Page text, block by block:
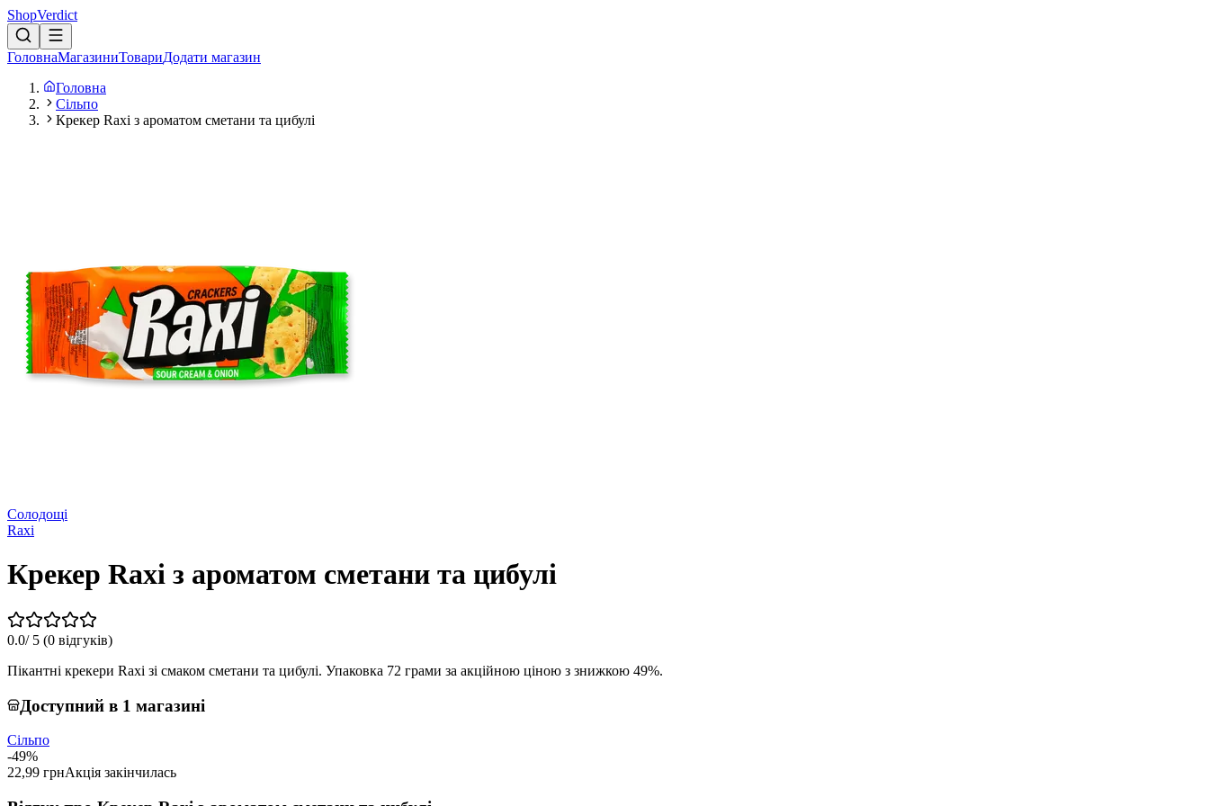
ShopVerdict
ГоловнаМагазиниТовариДодати магазин
Головна
Сільпо
Крекер Raxi з ароматом сметани та цибулі
Солодощі
Raxi
Крекер Raxi з ароматом сметани та цибулі
0.0/ 5 (0 відгуків)
Пікантні крекери Raxi зі смаком сметани та цибулі. Упаковка 72 грами за акційною ціною з знижкою 49%.
Доступний в 1 магазині
Сільпо
-49%
22,99 грнАкція закінчилась